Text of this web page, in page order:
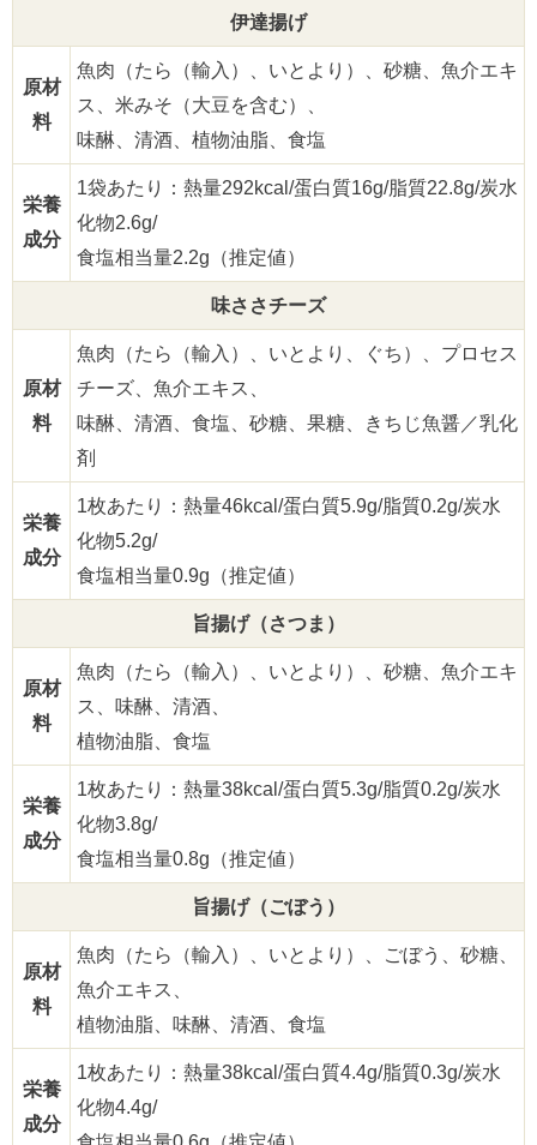
伊達揚げ
原材
料
魚肉（たら（輸入）、いとより）、砂糖、魚介エキ
ス、米みそ（大豆を含む）、
味醂、清酒、植物油脂、食塩
栄養
成分
1袋あたり：熱量292kcal/蛋白質16g/脂質22.8g/炭水
化物2.6g/
食塩相当量2.2g（推定値）
味ささチーズ
原材
料
魚肉（たら（輸入）、いとより、ぐち）、プロセス
チーズ、魚介エキス、
味醂、清酒、食塩、砂糖、果糖、きちじ魚醤／乳化
剤
栄養
成分
1枚あたり：熱量46kcal/蛋白質5.9g/脂質0.2g/炭水
化物5.2g/
食塩相当量0.9g（推定値）
旨揚げ（さつま）
原材
料
魚肉（たら（輸入）、いとより）、砂糖、魚介エキ
ス、味醂、清酒、
植物油脂、食塩
栄養
成分
1枚あたり：熱量38kcal/蛋白質5.3g/脂質0.2g/炭水
化物3.8g/
食塩相当量0.8g（推定値）
旨揚げ（ごぼう）
原材
料
魚肉（たら（輸入）、いとより）、ごぼう、砂糖、
魚介エキス、
植物油脂、味醂、清酒、食塩
栄養
成分
1枚あたり：熱量38kcal/蛋白質4.4g/脂質0.3g/炭水
化物4.4g/